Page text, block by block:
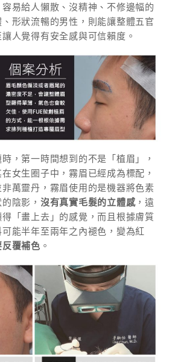
易給人懶散、沒精神、不修邊幅的
形狀流暢的男性，則能讓整體五官
人覺得有安全感與可信賴度。
，第一時間想到的不是「植眉」，
女生圈子中，霧眉已經成為標配，
萬靈丹，霧眉使用的是機器將色素
陰影， 沒有真實毛髮的立體感，遠
「畫上去」的感覺，而且根據膚質
能半年至兩年之內褪色，變為紅
反覆補色 。